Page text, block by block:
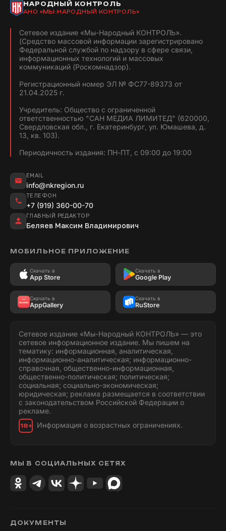
НАРОДНЫЙ КОНТРОЛЬ
АНО «МЫ-НАРОДНЫЙ КОНТРОЛЬ»
Сетевое издание «Мы-Народный КОНТРОЛЬ».
(Средство массовой информации зарегистрировано
Федеральной службой по надзору в сфере связи,
информационных технологий и массовых
коммуникаций (Роскомнадзор).
Регистрационный номер ЭЛ № ФС77-89373 от
21.04.2025 г.
Учредитель: Общество с ограниченной
ответственностью "САН МЕДИА ЛИМИТЕД" (620000,
Свердловская обл., г. Екатеринбург, ул. Юмашева, д.
13, кв. 103).
Периодичность издания: ПН-ПТ, с 09:00 до 19:00
EMAIL
info@nkregion.ru
ТЕЛЕФОН
+7 (919) 360-00-70
ГЛАВНЫЙ РЕДАКТОР
Беляев Максим Владимирович
МОБИЛЬНОЕ ПРИЛОЖЕНИЕ
Скачать в
App Store
Скачать в
Google Play
Скачать в
AppGallery
Скачать в
RuStore
Сетевое издание «Мы-Народный КОНТРОЛЬ» — это
сетевое информационное издание. Мы пишем на
тематику: информационная, аналитическая,
информационно-аналитическая; информационно-
справочная, общественно-информационная,
общественно-политическая; политическая;
социальная; социально-экономическая;
юридическая; реклама размещается в соответствии
с законодательством Российской Федерации о
рекламе.
18+ Информация о возрастных ограничениях.
МЫ В СОЦИАЛЬНЫХ СЕТЯХ
ДОКУМЕНТЫ